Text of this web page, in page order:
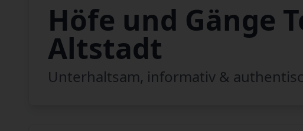
Höfe und Gänge
Altstadt
Unterhaltsam, informativ &